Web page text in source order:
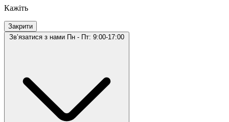
Кажіть
Закрити
Звʼязатися з нами Пн - Пт: 9:00-17:00